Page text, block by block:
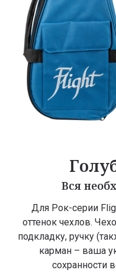
Вся
Для Рок-серии
оттенок чехлов.
подкладку, ручку
карман – ваша
сохранности